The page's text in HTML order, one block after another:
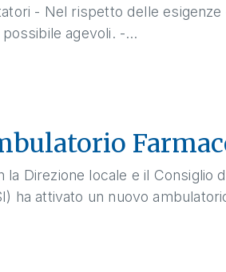
- Nel rispetto delle
agevoli. -...
la Direzione locale e il
ha attivato un nuovo